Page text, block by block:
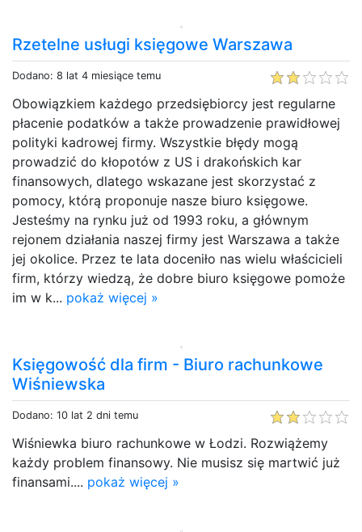
Rzetelne usługi księgowe Warszawa
Dodano: 8 lat 4 miesiące temu
Obowiązkiem każdego przedsiębiorcy jest regularne
płacenie podatków a także prowadzenie prawidłowej
polityki kadrowej firmy. Wszystkie błędy mogą
prowadzić do kłopotów z US i drakońskich kar
finansowych, dlatego wskazane jest skorzystać z
pomocy, którą proponuje nasze biuro księgowe.
Jesteśmy na rynku już od 1993 roku, a głównym
rejonem działania naszej firmy jest Warszawa a także
jej okolice. Przez te lata doceniło nas wielu właścicieli
firm, którzy wiedzą, że dobre biuro księgowe pomoże
im w k... pokaż więcej »
Księgowość dla firm - Biuro rachunkowe
Wiśniewska
Dodano: 10 lat 2 dni temu
Wiśniewka biuro rachunkowe w Łodzi. Rozwiążemy
każdy problem finansowy. Nie musisz się martwić już
finansami.... pokaż więcej »